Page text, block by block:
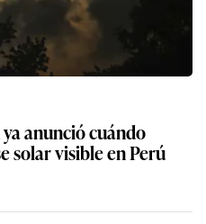
ya anunció cuándo
solar visible en Perú